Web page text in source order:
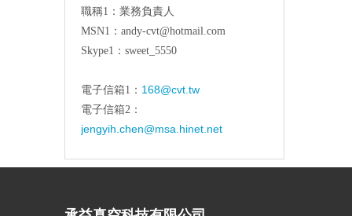
職稱1：業務負責人
MSN1：andy-cvt@hotmail.com
Skype1：sweet_5550
電子信箱1： 168@cvt.tw
電子信箱2：
jengyih.chen@msa.hinet.net